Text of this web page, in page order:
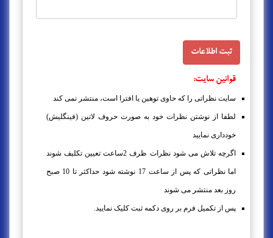
قوانین سایت:
سایت نظراتی را که حاوی توهین یا افترا است، منتشر نمی کند
لطفا از نوشتن نظرات خود به صورت حروف لاتین (فینگلیش)
خودداری نمایید
اگرچه تلاش می شود نظرات ظرف 2ساعت تعیین تکلیف شوند
اما نظراتی که پس از ساعت 17 نوشته شود حداکثر تا 10 صبح
روز بعد منتشر می شوند
پس از تکمیل فرم بر روی دکمه ثبت کلیک نمایید.